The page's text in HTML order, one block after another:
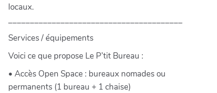
locaux.
Services / équipements
Voici ce que propose Le P’tit Bureau :
• Accès Open Space : bureaux nomades ou
permanents (1 bureau + 1 chaise)